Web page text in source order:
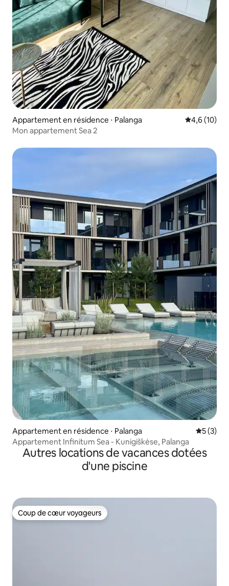
Appartement en résidence ⋅ Palanga Évaluation
4,6 (10)
Mon appartement Sea 2
Appartement en résidence ⋅ Palanga
5 (3)
Appartement Infinitum Sea - Kunigiškėse, Palanga
Autres locations de vacances dotées
d'une piscine
Coup de cœur voyageurs
Coup de cœur voyageurs